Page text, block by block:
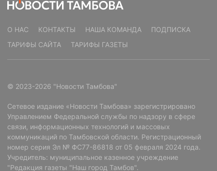
О НАС КОНТАКТЫ НАША КОМАНДА
ПОДПИСКА
ТАРИФЫ САЙТА
ТАРИФЫ ГАЗЕТЫ
© 2023-2026 "Новости Тамбова"
Сетевое издание «Новости Тамбова» зарегистрировано
Управлением Федеральной службы по надзору в сфере
связи, информационных технологий и массовых
коммуникаций по Тамбовской области. Регистрационный
номер серия Эл № ФС77-86818 от 05 февраля 2024 года.
Учредитель: муниципальное казенное учреждение
"Редакция газеты "Наш город Тамбов".